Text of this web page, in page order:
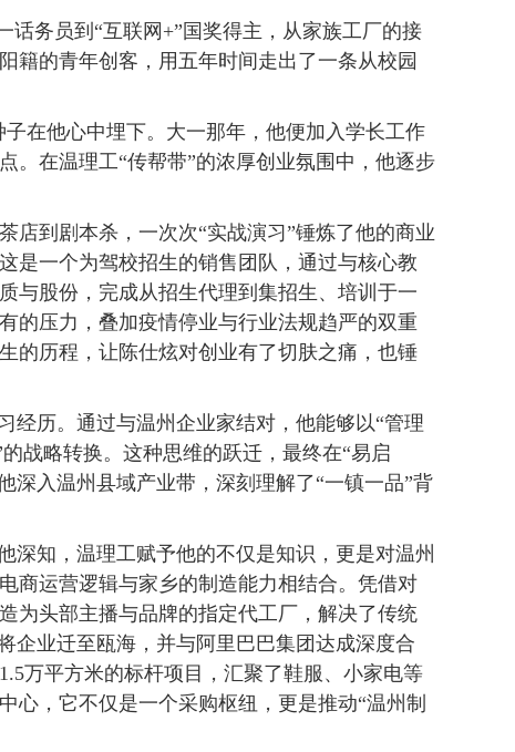
话务员到“互联网+”国奖得主，从家族工厂的接
籍的青年创客，用五年时间走出了一条从校园
在他心中埋下。大一那年，他便加入学长工作
。在温理工“传帮带”的浓厚创业氛围中，他逐步
店到剧本杀，一次次“实战演习”锤炼了他的商业
一个为驾校招生的销售团队，通过与核心教
与股份，完成从招生代理到集招生、培训于一
的压力，叠加疫情停业与行业法规趋严的双重
的历程，让陈仕炫对创业有了切肤之痛，也锤
经历。通过与温州企业家结对，他能够以“管理
战略转换。这种思维的跃迁，最终在“易启
深入温州县域产业带，深刻理解了“一镇一品”背
深知，温理工赋予他的不仅是知识，更是对温州
商运营逻辑与家乡的制造能力相结合。凭借对
为头部主播与品牌的指定代工厂，解决了传统
企业迁至瓯海，并与阿里巴巴集团达成深度合
万平方米的标杆项目，汇聚了鞋服、小家电等
心，它不仅是一个采购枢纽，更是推动“温州制